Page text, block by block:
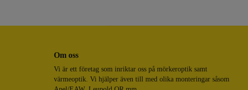
Om oss
Vi är ett företag som inriktar oss på mörkeroptik samt
värmeoptik. Vi hjälper även till med olika monteringar såsom